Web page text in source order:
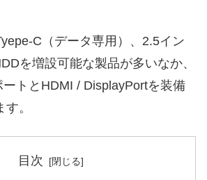
C（データ専用）、2.5イン
を増設可能な製品が多いなか、
トとHDMI / DisplayPortを装備
。
目次